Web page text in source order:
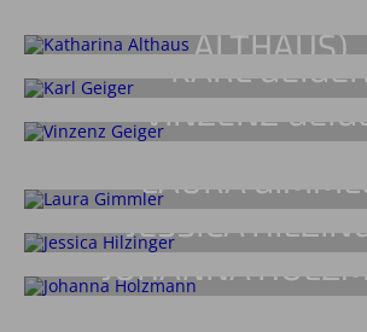
ALTHAUS)
SKISPRUNG
KARL
SKISPRUNG
VINZENZ
LAURA
SKILANGLAUF
JESSICA
SKI ALPIN
JOHANNA